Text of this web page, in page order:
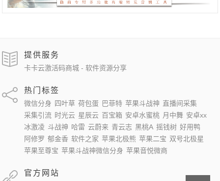
提供服务
卡卡云激活码商城 - 软件资源分享
热门标签
微信分身 四叶草 荷包蛋 巴菲特 苹果斗战神 直播间采集
采集引流 时光云 星辰云 百宝箱 安卓水蜜桃 月中舞 安卓xx
冰激凌 斗战神 哈雷 云蔚来 青云志 黑桃A 摇钱树 好用鸭
阿修罗 郁金香 软件之家 苹果北极熊 苹果二宝 双号北极星
苹果至尊宝 苹果斗战神微信分身 苹果音悦微商
官方网站